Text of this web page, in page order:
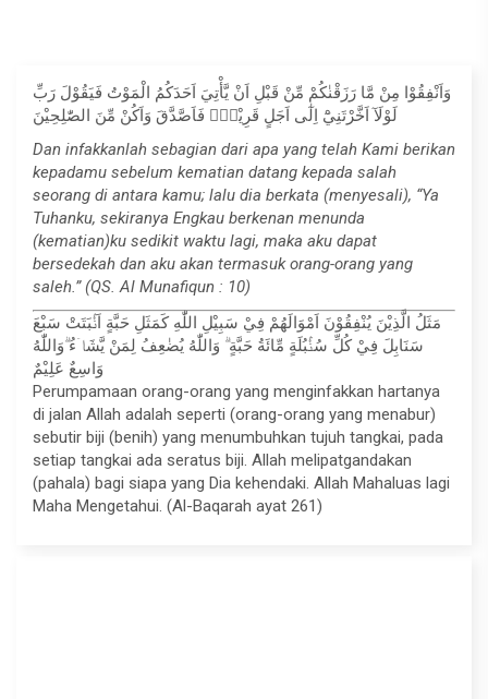
وَاَنْفِقُوْا مِنْ مَّا رَزَقْنٰكُمْ مِّنْ قَبْلِ اَنْ يَّأْتِيَ اَحَدَكُمُ الْمَوْتُ فَيَقُوْلَ رَبِّ
لَوْلَآ اَخَّرْتَنِيْٓ اِلٰٓى اَجَلٍ قَرِيْبٍۚ فَاَصَّدَّقَ وَاَكُنْ مِّنَ الصّٰلِحِيْنَ
Dan infakkanlah sebagian dari apa yang telah Kami berikan
kepadamu sebelum kematian datang kepada salah
seorang di antara kamu; lalu dia berkata (menyesali), “Ya
Tuhanku, sekiranya Engkau berkenan menunda
(kematian)ku sedikit waktu lagi, maka aku dapat
bersedekah dan aku akan termasuk orang-orang yang
saleh.” (QS. Al Munafiqun : 10)
مَثَلُ الَّذِيْنَ يُنْفِقُوْنَ اَمْوَالَهُمْ فِيْ سَبِيْلِ اللّٰهِ كَمَثَلِ حَبَّةٍ اَنْۢبَتَتْ سَبْعَ
سَنَابِلَ فِيْ كُلِّ سُنْۢبُلَةٍ مِّائَةُ حَبَّةٍ ۗ وَاللّٰهُ يُضٰعِفُ لِمَنْ يَّشَاۤءُ ۗوَاللّٰهُ
وَاسِعٌ عَلِيْمٌ
Perumpamaan orang-orang yang menginfakkan hartanya
di jalan Allah adalah seperti (orang-orang yang menabur)
sebutir biji (benih) yang menumbuhkan tujuh tangkai, pada
setiap tangkai ada seratus biji. Allah melipatgandakan
(pahala) bagi siapa yang Dia kehendaki. Allah Mahaluas lagi
Maha Mengetahui. (Al-Baqarah ayat 261)